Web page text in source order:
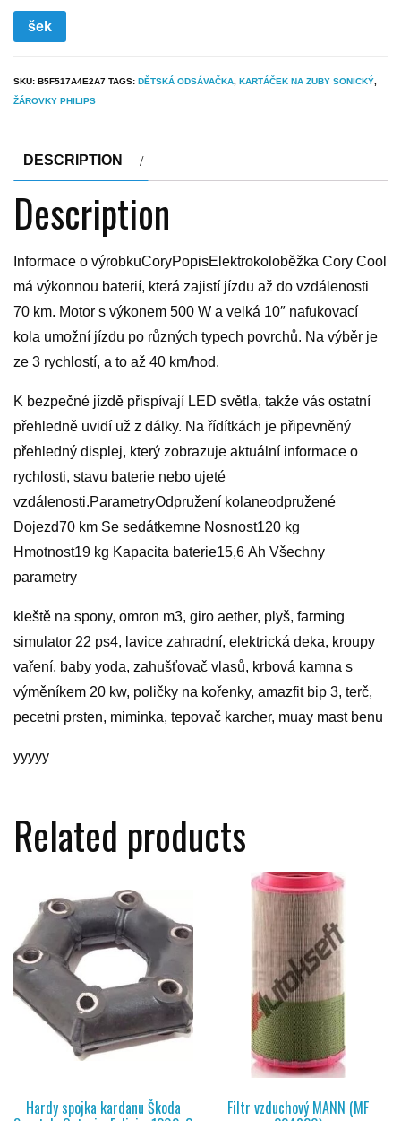
šek
SKU: B5F517A4E2A7 TAGS: DĚTSKÁ ODSÁVAČKA, KARTÁČEK NA ZUBY SONICKÝ,
ŽÁROVKY PHILIPS
DESCRIPTION
Description
Informace o výrobkuCoryPopisElektrokoloběžka Cory Cool
má výkonnou baterií, která zajistí jízdu až do vzdálenosti
70 km. Motor s výkonem 500 W a velká 10″ nafukovací
kola umožní jízdu po různých typech povrchů. Na výběr je
ze 3 rychlostí, a to až 40 km/hod.
K bezpečné jízdě přispívají LED světla, takže vás ostatní
přehledně uvidí už z dálky. Na řídítkách je připevněný
přehledný displej, který zobrazuje aktuální informace o
rychlosti, stavu baterie nebo ujeté
vzdálenosti.ParametryOdpružení kolaneodpružené
Dojezd70 km Se sedátkemne Nosnost120 kg
Hmotnost19 kg Kapacita baterie15,6 Ah Všechny
parametry
kleště na spony, omron m3, giro aether, plyš, farming
simulator 22 ps4, lavice zahradní, elektrická deka, kroupy
vaření, baby yoda, zahušťovač vlasů, krbová kamna s
výměníkem 20 kw, poličky na kořenky, amazfit bip 3, terč,
pecetni prsten, miminka, tepovač karcher, muay mast benu
yyyyy
Related products
Hardy spojka kardanu Škoda Filtr vzduchový MANN (MF